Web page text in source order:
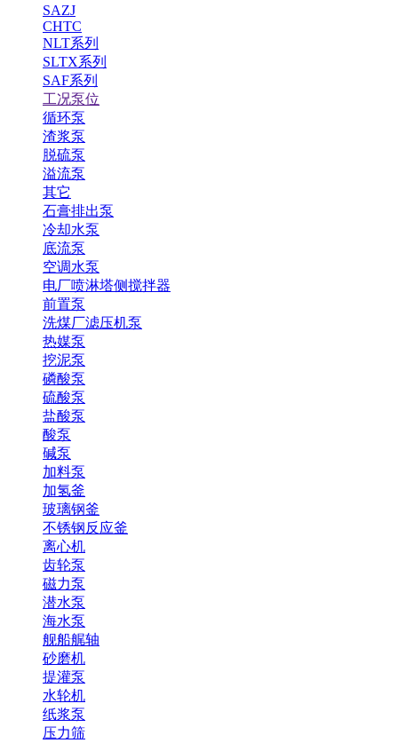
SAZJ
CHTC
NLT系列
SLTX系列
SAF系列
工况泵位
循环泵
渣浆泵
脱硫泵
溢流泵
其它
石膏排出泵
冷却水泵
底流泵
空调水泵
电厂喷淋塔侧搅拌器
前置泵
洗煤厂滤压机泵
热媒泵
挖泥泵
磷酸泵
硫酸泵
盐酸泵
酸泵
碱泵
加料泵
加氢釜
玻璃钢釜
不锈钢反应釜
离心机
齿轮泵
磁力泵
潜水泵
海水泵
舰船艉轴
砂磨机
提灌泵
水轮机
纸浆泵
压力筛